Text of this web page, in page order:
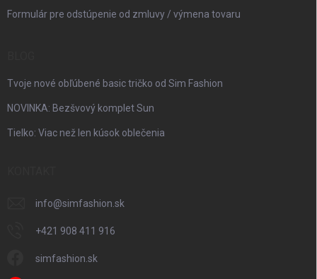
Formulár pre odstúpenie od zmluvy / výmena tovaru
Tvoje nové obľúbené basic tričko od Sim Fashion
NOVINKA: Bezšvový komplet Sun
Tielko: Viac než len kúsok oblečenia
info@simfashion.sk
+421 908 411 916
simfashion.sk